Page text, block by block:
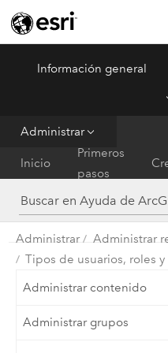
ArcGIS Online
Información general
Administrar
Inicio
Primeros
pasos
Administrar
Administrar
Tipos de usuarios, roles
Administrar contenido
Administrar grupos